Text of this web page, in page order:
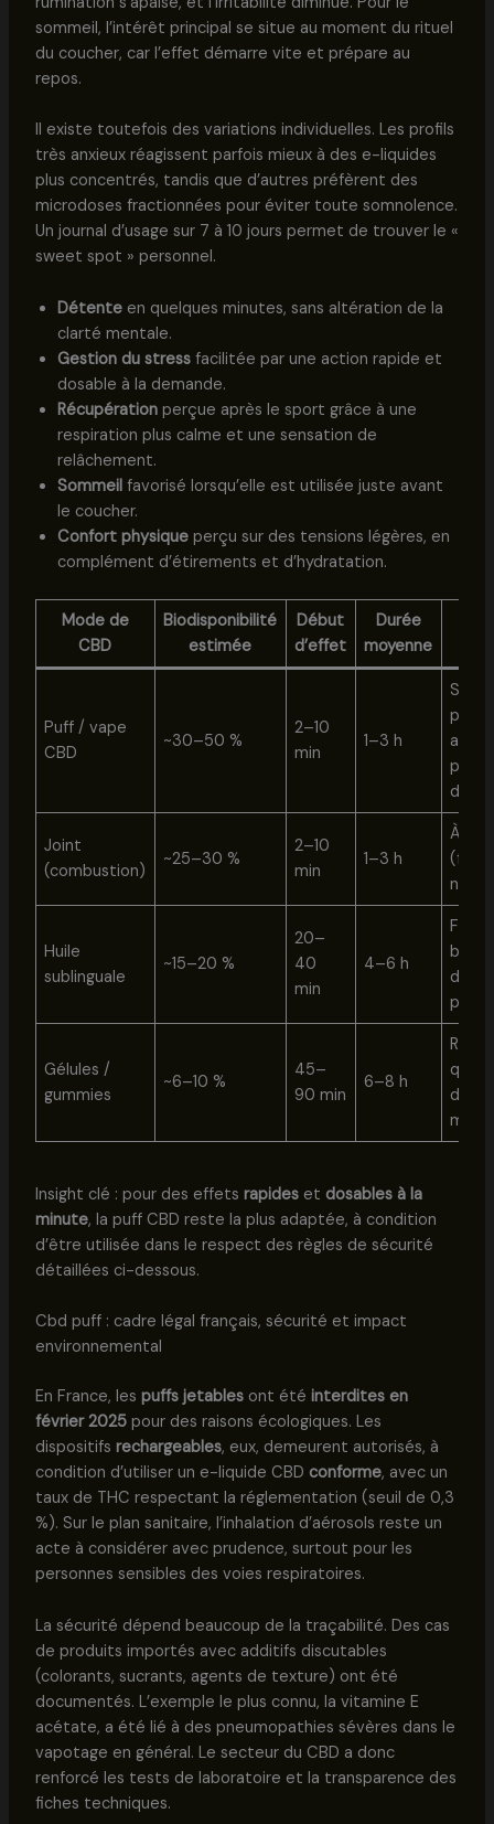
sommeil, l’intérêt principal se situe au moment du rituel
du coucher, car l’effet démarre vite et prépare au
repos.
Il existe toutefois des variations individuelles. Les profils
très anxieux réagissent parfois mieux à des e-liquides
plus concentrés, tandis que d’autres préfèrent des
microdoses fractionnées pour éviter toute somnolence.
Un journal d’usage sur 7 à 10 jours permet de trouver le «
sweet spot » personnel.
Détenteen quelques minutes, sans altération de la
clarté mentale.
Gestion du stressfacilitée par une action rapide et
dosable à la demande.
Récupérationperçue après le sport grâce à une
respiration plus calme et une sensation de
relâchement.
Sommeilfavorisé lorsqu’elle est utilisée juste avant
le coucher.
Confort physiqueperçu sur des tensions légères, en
complément d’étirements et d’hydratation.
Mode de
CBD
Biodisponibilité
estimée
Début
d’effet
Durée
moyenne
Puff / vape
CBD
~30–50 %
2–10
min
1–3 h
au
Joint
(combustion)
~25–30 %
2–10
min
1–3 h
À
Huile
sublinguale
~15–20 %
20–
40
min
4–6 h
Fond
Gélules /
gummies
~6–10 %
45–
90 min
6–8 h
Insight clé : pour des effets rapideset dosables à la
minute, la puff CBD reste la plus adaptée, à condition
d’être utilisée dans le respect des règles de sécurité
détaillées ci-dessous.
Cbd puff : cadre légal français, sécurité et impact
environnemental
En France, les puffs jetablesont été interdites en
février 2025pour des raisons écologiques. Les
dispositifs rechargeables, eux, demeurent autorisés, à
condition d’utiliser un e-liquide CBD conforme, avec un
taux de THC respectant la réglementation (seuil de 0,3
%). Sur le plan sanitaire, l’inhalation d’aérosols reste un
acte à considérer avec prudence, surtout pour les
personnes sensibles des voies respiratoires.
La sécurité dépend beaucoup de la traçabilité. Des cas
de produits importés avec additifs discutables
(colorants, sucrants, agents de texture) ont été
documentés. L’exemple le plus connu, la vitamine E
acétate, a été lié à des pneumopathies sévères dans le
vapotage en général. Le secteur du CBD a donc
renforcé les tests de laboratoire et la transparence des
fiches techniques.